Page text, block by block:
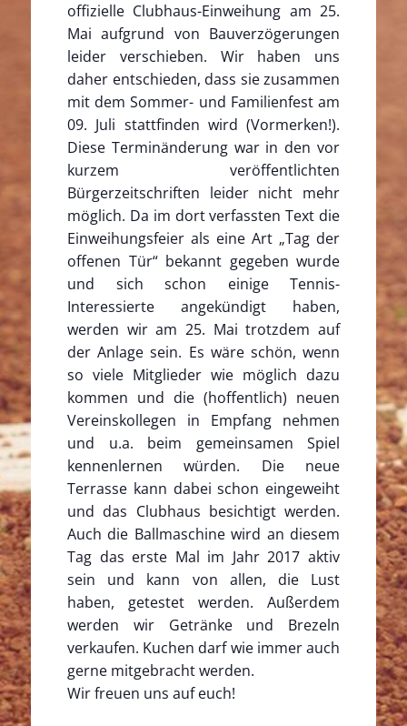
offizielle Clubhaus-Einweihung am 25.
Mai aufgrund von Bauverzögerungen
leider verschieben. Wir haben uns
daher entschieden, dass sie zusammen
mit dem Sommer- und Familienfest am
09. Juli stattfinden wird (Vormerken!).
Diese Terminänderung war in den vor
kurzem veröffentlichten
Bürgerzeitschriften leider nicht mehr
möglich. Da im dort verfassten Text die
Einweihungsfeier als eine Art „Tag der
offenen Tür“ bekannt gegeben wurde
und sich schon einige Tennis-
Interessierte angekündigt haben,
werden wir am 25. Mai trotzdem auf
der Anlage sein. Es wäre schön, wenn
so viele Mitglieder wie möglich dazu
kommen und die (hoffentlich) neuen
Vereinskollegen in Empfang nehmen
und u.a. beim gemeinsamen Spiel
kennenlernen würden. Die neue
Terrasse kann dabei schon eingeweiht
und das Clubhaus besichtigt werden.
Auch die Ballmaschine wird an diesem
Tag das erste Mal im Jahr 2017 aktiv
sein und kann von allen, die Lust
haben, getestet werden. Außerdem
werden wir Getränke und Brezeln
verkaufen. Kuchen darf wie immer auch
gerne mitgebracht werden.
Wir freuen uns auf euch!